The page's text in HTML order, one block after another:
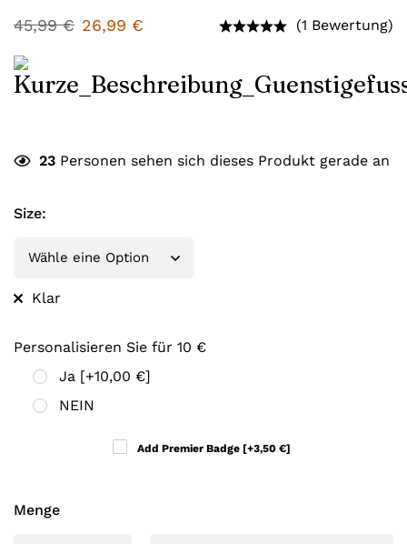
45,99€ 26,99 € (1 Bewertung)
23 Personen sehen sich dieses Produkt gerade an
Size:
Klar
Personalisieren Sie für 10 €
Ja [+10,00 €]
NEIN
Add Premier Badge [+3,50 €]
Menge